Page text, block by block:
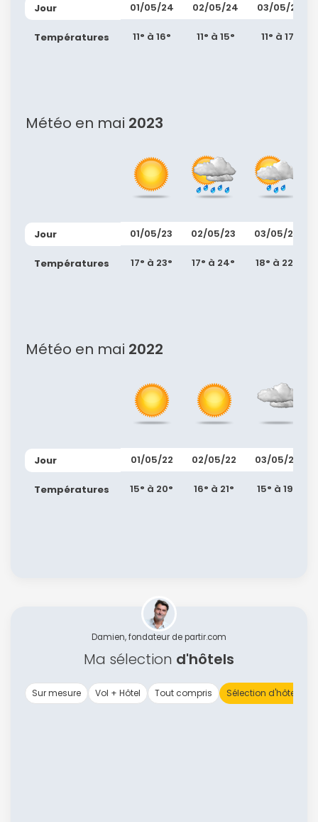
Jour
Températures
01/05/24
11° à 16°
02/05/24
11° à 15°
03/05/24
11° à 17°
Météo en mai 2023
Jour
Températures
01/05/23
17° à 23°
02/05/23
17° à 24°
03/05/23
18° à 22°
Météo en mai 2022
Jour
Températures
01/05/22
15° à 20°
02/05/22
16° à 21°
03/05/22
15° à 19°
Damien, fondateur de partir.com
Ma sélection d'hôtels
Sur mesure Vol + Hôtel Tout compris Sélection d'hôtels
Continuer avec Apple
ou connectez-vous par mail